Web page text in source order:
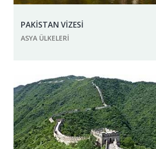
PAKİSTAN VİZESİ
ASYA ÜLKELERI